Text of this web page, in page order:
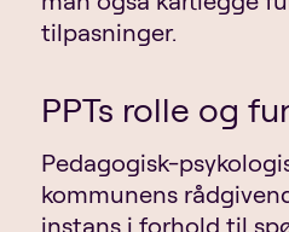
tilpasninger.
PPTs rolle og
Pedagogisk-
kommunens
instans i forhold til